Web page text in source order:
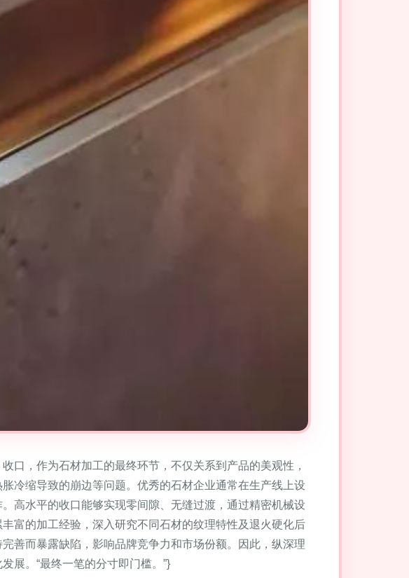
口，作为石材加工的最终环节，不仅关系到产品的美观性，
冷缩导致的崩边等问题。优秀的石材企业通常在生产线上设
高水平的收口能够实现零间隙、无缝过渡，通过精密机械设
富的加工经验，深入研究不同石材的纹理特性及退火硬化后
善而暴露缺陷，影响品牌竞争力和市场份额。因此，纵深理
展。“最终一笔的分寸即门槛。”}